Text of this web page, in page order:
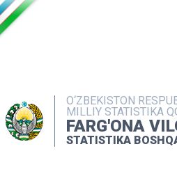
O‘ZBEKISTON
MILLIY STATISTIKA
FARG'ONA
STATISTIKA
INTERAKTIV
MATBUOT